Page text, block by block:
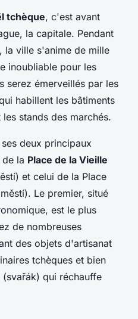
tchèque, c'est avant
la capitale. Pendant
la ville s'anime de mille
inoubliable pour les
serez émerveillés par les
habillent les bâtiments
stands des marchés.
deux principaux
la Place de la Vieille
et celui de la Place
Le premier, situé
est le plus
de nombreuses
des objets d'artisanat
tchèques et bien
qui réchauffe